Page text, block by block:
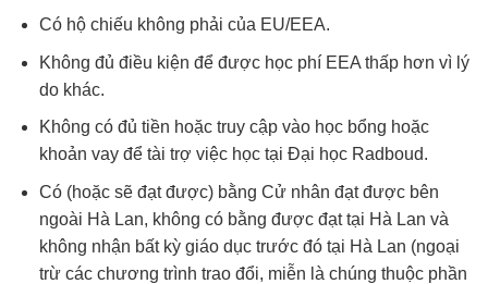
Có hộ chiếu không phải của EU/EEA.
Không đủ điều kiện để được học phí EEA thấp hơn vì lý
do khác.
Không có đủ tiền hoặc truy cập vào học bổng hoặc
khoản vay để tài trợ việc học tại Đại học Radboud.
Có (hoặc sẽ đạt được) bằng Cử nhân đạt được bên
ngoài Hà Lan, không có bằng được đạt tại Hà Lan và
không nhận bất kỳ giáo dục trước đó tại Hà Lan (ngoại
trừ các chương trình trao đổi, miễn là chúng thuộc phần